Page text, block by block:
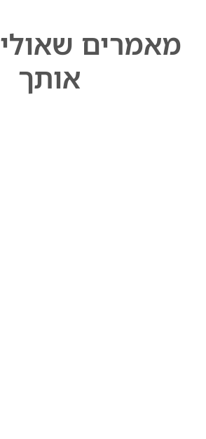
מאמרים שאולי
אותך